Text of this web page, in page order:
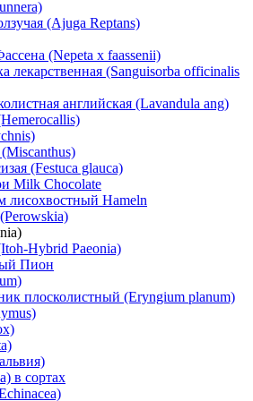
(Ajuga Reptans)
(Nepeta x faassenii)
лекарственная (Sanguisorba officinalis
английская (Lavandula ang)
(Festuca glauca)
Milk Chocolate
лисохвостный Hameln
Hybrid Paeonia)
Пион
плосколистный (Eryngium planum)
в сортах